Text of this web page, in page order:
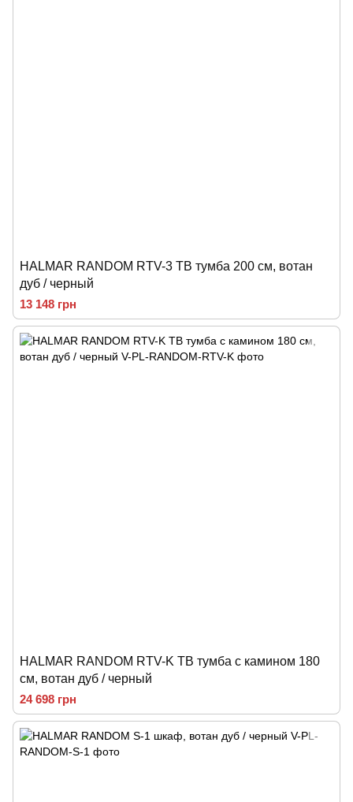
HALMAR RANDOM RTV-3 ТВ тумба 200 см, вотан
дуб / черный
13 148 грн
HALMAR RANDOM RTV-K ТВ тумба с камином 180
см, вотан дуб / черный
24 698 грн